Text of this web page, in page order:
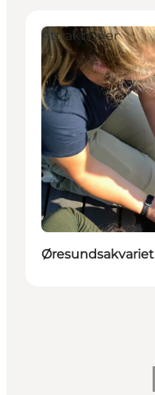
Attraktioner
Øresundsakvariet